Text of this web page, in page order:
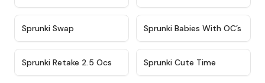
Sprunki Swap ★ 4.8
Sprunki Babies With OC’s
★ 4.6
Sprunki Retake 2.5 Ocs Sprunki Cute Time